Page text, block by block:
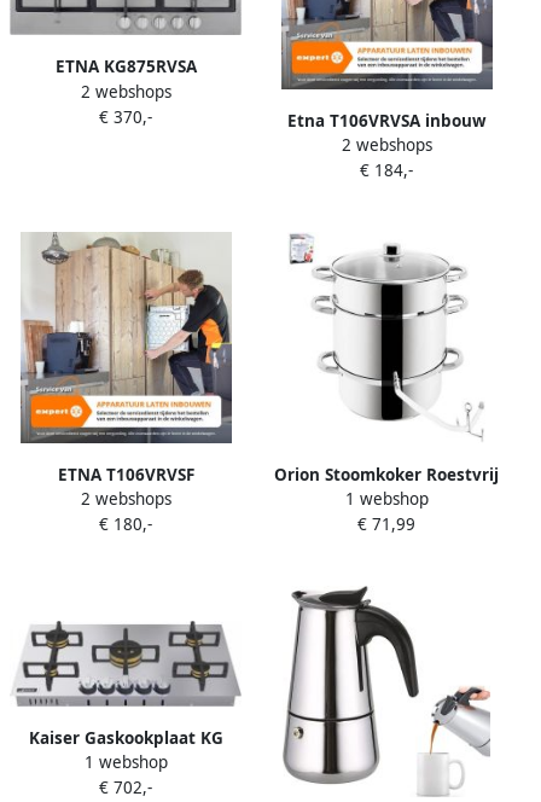
ETNA KG875RVSA
Gaskookplaat 5 pits met
wokbrander 75 cm RVS
2 webshops
€ 370,-
Etna T106VRVSA inbouw
gaskookplaat met
vlambeveiliging
2 webshops
€ 184,-
ETNA T106VRVSF
Gaskookplaat RVS 4 pits
Handmatige ontsteking
2 webshops
€ 180,-
Orion Stoomkoker Roestvrij
Staal 8L Geschikt voor Alle
Kookplaten
1 webshop
€ 71,99
Kaiser Gaskookplaat KG
9236 Turbo -90 cm
Roestvrijstalen kookplaat
1 webshop
€ 702,-